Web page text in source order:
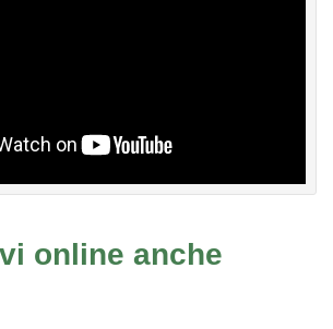
online anche